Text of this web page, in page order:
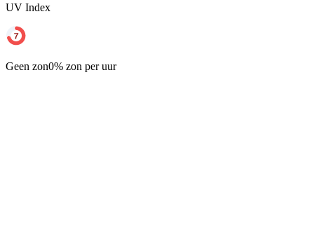
UV Index
Geen zon0% zon per uur